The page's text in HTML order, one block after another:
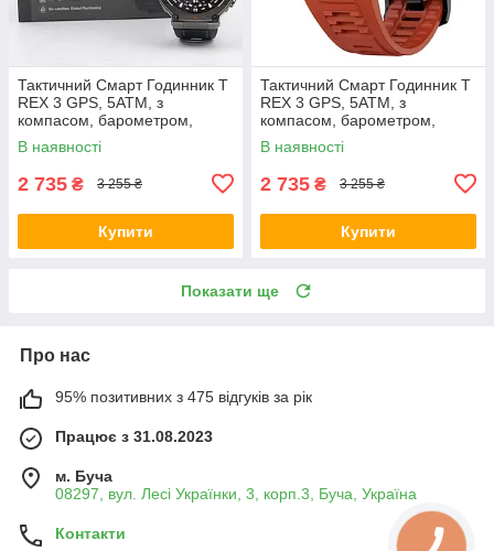
Тактичний Смарт Годинник T
REX 3 GPS, 5ATM, з
компасом, барометром,
екран 1,43" HD AMOLED
В наявності
2 735 ₴ 3 255 ₴
Купити
Тактичний Смарт Годинник T
REX 3 GPS, 5ATM, з
компасом, барометром,
екран 1,43" HD AMOLED
Коричневий
В наявності
2 735 ₴ 3 255 ₴
Купити
Показати ще
Про нас
95% позитивних з 475 відгуків за рік
Працює з 31.08.2023
м. Буча
08297, вул. Лесі Українки, 3, корп.3, Буча, Україна
Контакти